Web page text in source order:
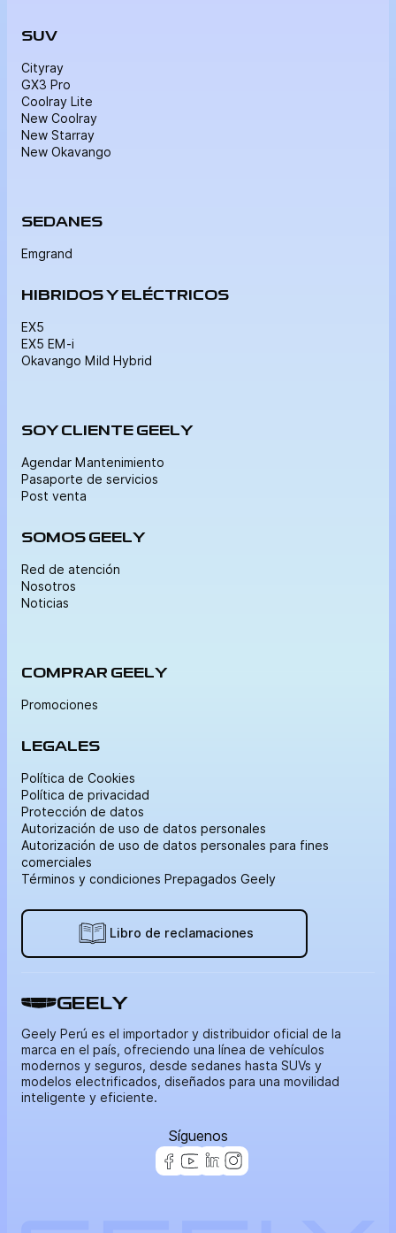
SUV
Cityray
GX3 Pro
Coolray Lite
New Coolray
New Starray
New Okavango
SEDANES
Emgrand
HIBRIDOS Y ELÉCTRICOS
EX5
EX5 EM-i
Okavango Mild Hybrid
SOY CLIENTE GEELY
Agendar Mantenimiento
Pasaporte de servicios
Post venta
SOMOS GEELY
Red de atención
Nosotros
Noticias
COMPRAR GEELY
Promociones
LEGALES
Política de Cookies
Política de privacidad
Protección de datos
Autorización de uso de datos personales
Autorización de uso de datos personales para fines
comerciales
Términos y condiciones Prepagados Geely
Libro de reclamaciones
GEELY
Geely Perú es el importador y distribuidor oficial de la
marca en el país, ofreciendo una línea de vehículos
modernos y seguros, desde sedanes hasta SUVs y
modelos electrificados, diseñados para una movilidad
inteligente y eficiente.
Síguenos